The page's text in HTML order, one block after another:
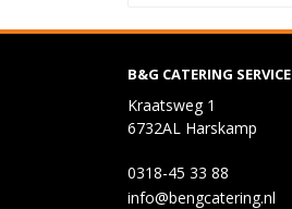
B&G CATERING SERVICE
Kraatsweg 1
6732AL Harskamp
0318-45 33 88
info@bengcatering.nl